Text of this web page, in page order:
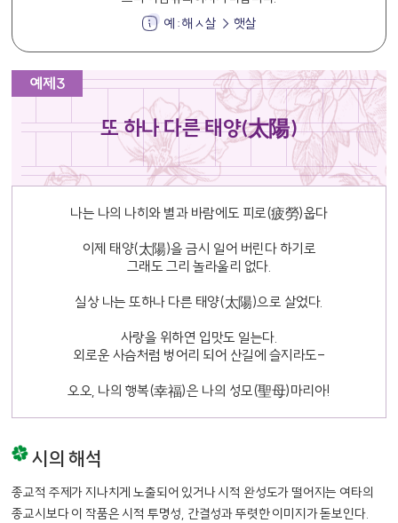
예 : 해ㅅ살 → 햇살
예제3
또 하나 다른 태양(太陽)
나는 나의 나히와 별과 바람에도 피로(疲勞)웁다
이제 태양(太陽)을 금시 일어 버린다 하기로
그래도 그리 놀라울리 없다.
실상 나는 또하나 다른 태양(太陽)으로 살었다.
사랑을 위하연 입맛도 일는다.
외로운 사슴처럼 벙어리 되어 산길에 슬지라도-
오오, 나의 행복(幸福)은 나의 성모(聖母)마리아!
시의 해석
종교적 주제가 지나치게 노출되어 있거나 시적 완성도가 떨어지는 여타의
종교시보다 이 작품은 시적 투명성, 간결성과 뚜렷한 이미지가 돋보인다.